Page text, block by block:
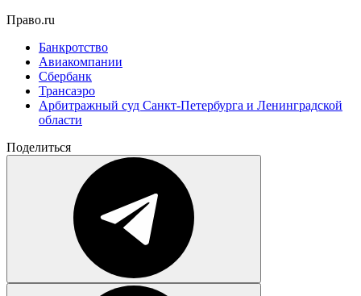
Право.ru
Банкротство
Авиакомпании
Сбербанк
Трансаэро
Арбитражный суд Санкт-Петербурга и Ленинградской
области
Поделиться